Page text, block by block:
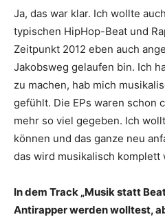
Ja, das war klar. Ich wollte
typischen HipHop-Beat und
Zeitpunkt 2012 eben auch
Jakobsweg gelaufen bin. Ich
zu machen, hab mich
gefühlt. Die EPs waren schon
mehr so viel gegeben. Ich
können und das ganze neu
das wird musikalisch komplett
In dem Track „Musik statt
Antirapper werden wolltest,